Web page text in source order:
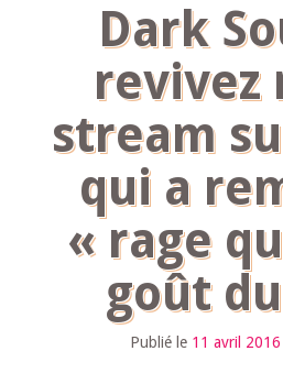
Dark
revivez
stream
qui a
« rage
goût
Publié le 11 avril 2016